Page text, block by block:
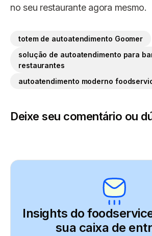
no seu restaurante agora mesmo.
totem de autoatendimento Goomer
solução de autoatendimento para
restaurantes
autoatendimento moderno
Deixe seu comentário ou
Insights do
sua caixa de